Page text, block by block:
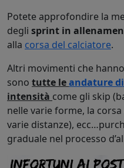
Potete approfondire la
degli sprint in
alla corsa del calciatore.
Altri movimenti che
sono tutte leandature
intensità come gli skip
nelle varie forme, la
varie distanze),
graduale nel processo